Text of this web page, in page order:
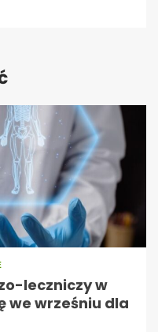
leczniczy w
we wrześniu dla